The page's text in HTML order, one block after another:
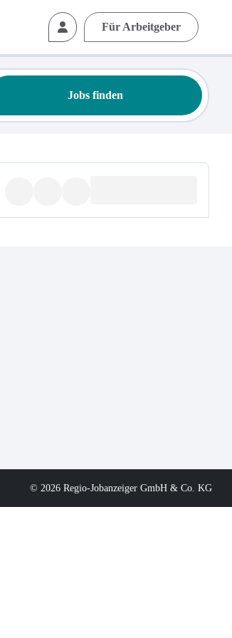
Für Arbeitgeber
Jobs finden
© 2026 Regio-Jobanzeiger GmbH & Co. KG